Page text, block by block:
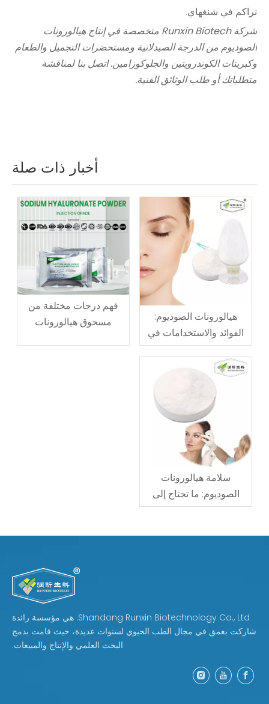
نراكم في شنغهاي.
شركة Runxin Biotech متخصصة في إنتاج هيالورونات
الصوديوم من الدرجة الصيدلانية ومستحضرات التجميل والطعام
وكبريتات الكوندرويتين والجلوكوزامين. اتصل بنا لمناقشة
متطلباتك أو طلب الوثائق الفنية.
أخبار ذات صلة
هيالورونات الصوديوم:
الفوائد والاستخدامات في
العناية بالبشرة
فهم درجات مختلفة من
مسحوق هيالورونات
سلامة هيالورونات
الصوديوم: ما تحتاج إلى
معرفته
Shandong Runxin Biotechnology Co., Ltd. هي مؤسسة رائدة
شاركت بعمق في مجال الطب الحيوي لسنوات عديدة، حيث قامت بدمج
البحث العلمي والإنتاج والمبيعات.